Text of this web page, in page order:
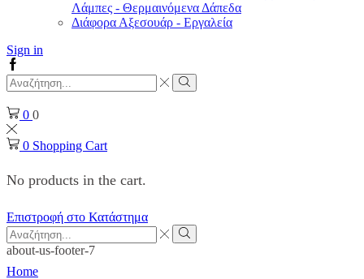
Λάμπες - Θερμαινόμενα Δάπεδα
Διάφορα Αξεσουάρ - Εργαλεία
Sign in
Facebook
Search
input
Search
0 0
0 Shopping Cart
No products in the cart.
Επιστροφή στο Κατάστημα
Search
input
Search
Home
about-us-footer-7